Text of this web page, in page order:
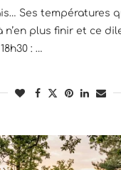
Ses températures
n’en plus finir et ce
: …